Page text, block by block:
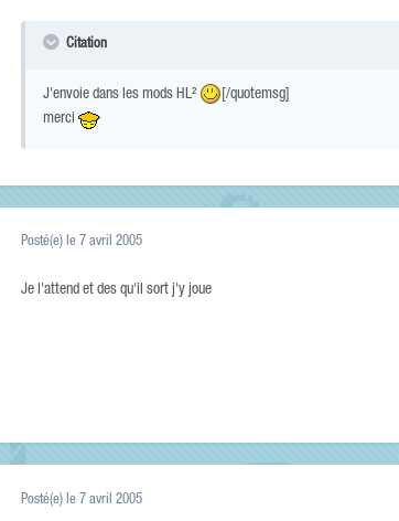
Citation
J'envoie dans les mods HL²
[/quotemsg]
merci
Posté(e) le 7 avril 2005
Je l'attend et des qu'il sort j'y joue
Posté(e) le 7 avril 2005